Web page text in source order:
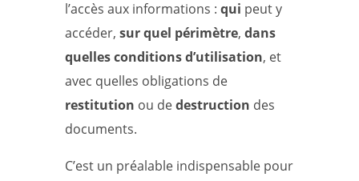
l’accès aux informations : qui peut y
accéder, sur quel périmètre, dans
quelles conditions d’utilisation, et
avec quelles obligations de
restitution ou dedestruction des
documents.
C’est un préalable indispensable pour